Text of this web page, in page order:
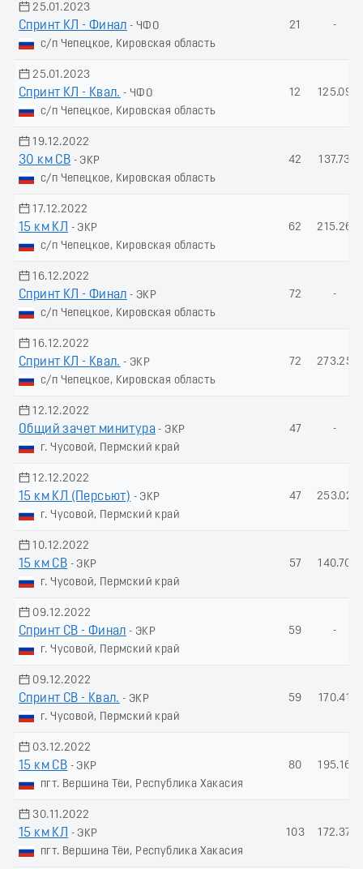
25.01.2023
Спринт КЛ - Финал - ЧФО
с/п Чепецкое, Кировская область
21 -
25.01.2023
Спринт КЛ - Квал. - ЧФО
с/п Чепецкое, Кировская область
12 125.09
19.12.2022
30 км СВ - ЭКР
с/п Чепецкое, Кировская область
42 137.73
17.12.2022
15 км КЛ
- ЭКР
с/п Чепецкое, Кировская область
62 215.26
16.12.2022
Спринт КЛ - Финал - ЭКР
с/п Чепецкое, Кировская область
72 -
16.12.2022
Спринт КЛ - Квал. - ЭКР
с/п Чепецкое, Кировская область
72 273.25
12.12.2022
Общий зачет минитура - ЭКР
г. Чусовой, Пермский край
47 -
12.12.2022
15 км КЛ (Пеpсьют) - ЭКР
г. Чусовой, Пермский край
47 253.02
10.12.2022
15 км СВ - ЭКР
г. Чусовой, Пермский край
57 140.70
09.12.2022
Спринт СВ - Финал - ЭКР
г. Чусовой, Пермский край
59 -
09.12.2022
Спринт СВ - Квал. - ЭКР
г. Чусовой, Пермский край
59 170.41
03.12.2022
15 км СВ - ЭКР
пгт. Вершина Тёи, Республика Хакасия
80 195.16
30.11.2022
15 км КЛ
- ЭКР
пгт. Вершина Тёи, Республика Хакасия
103 172.37